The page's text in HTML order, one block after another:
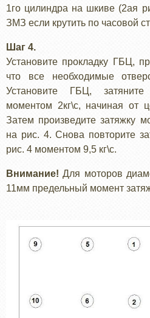
1го цилиндра на шкиве (2ая
ЗМЗ если крутить по часовой
Шаг 4.
Установите прокладку ГБЦ,
что все необходимые
Установите ГБЦ, затяните
моментом 2кг\с, начиная от
Затем произведите затяжку
на рис. 4. Снова повторите
рис. 4 моментом 9,5 кг\с.
Внимание! Для моторов
11мм предельный момент